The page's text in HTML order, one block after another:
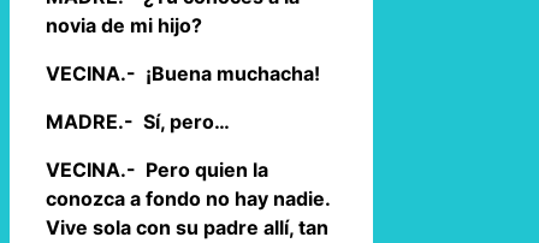
novia de mi hijo?
VECINA.- ¡Buena muchacha!
MADRE.- Sí, pero…
VECINA.- Pero quien la
conozca a fondo no hay nadie.
Vive sola con su padre allí, tan